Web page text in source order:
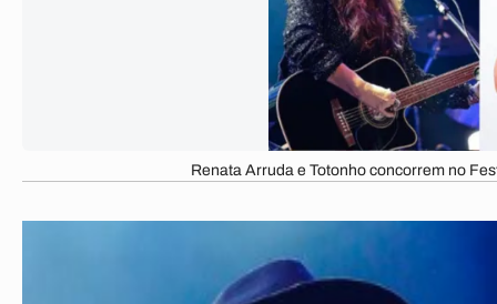
Renata Arruda e Totonho concorrem no